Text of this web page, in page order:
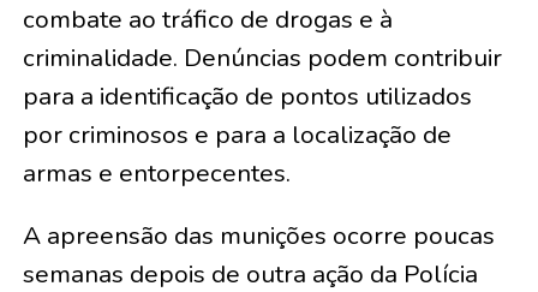
combate ao tráfico de drogas e à
criminalidade. Denúncias podem contribuir
para a identificação de pontos utilizados
por criminosos e para a localização de
armas e entorpecentes.
A apreensão das munições ocorre poucas
semanas depois de outra ação da Polícia